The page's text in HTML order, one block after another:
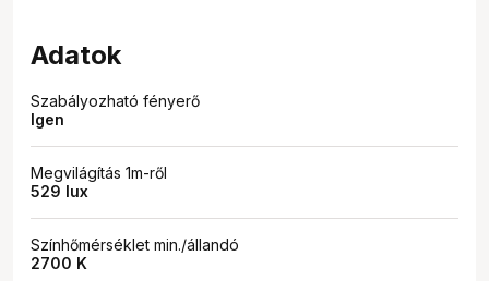
Adatok
Szabályozható fényerő
Igen
Megvilágítás 1m-ről
529 lux
Színhőmérséklet min./állandó
2700 K